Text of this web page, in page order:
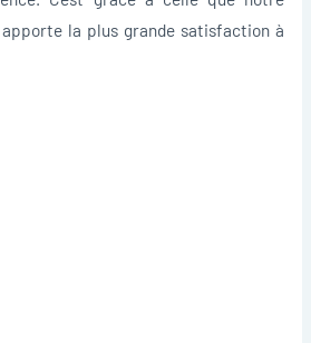
la plus grande satisfaction à